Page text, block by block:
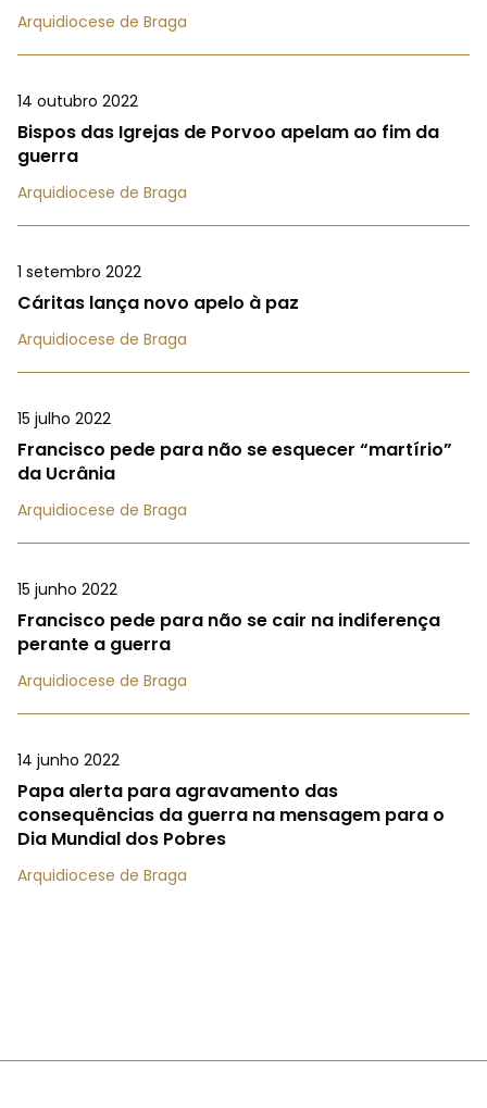
Arquidiocese de Braga
14 outubro 2022
Bispos das Igrejas de Porvoo apelam ao fim da
guerra
Arquidiocese de Braga
1 setembro 2022
Cáritas lança novo apelo à paz
Arquidiocese de Braga
15 julho 2022
Francisco pede para não se esquecer “martírio”
da Ucrânia
Arquidiocese de Braga
15 junho 2022
Francisco pede para não se cair na indiferença
perante a guerra
Arquidiocese de Braga
14 junho 2022
Papa alerta para agravamento das
consequências da guerra na mensagem para o
Dia Mundial dos Pobres
Arquidiocese de Braga